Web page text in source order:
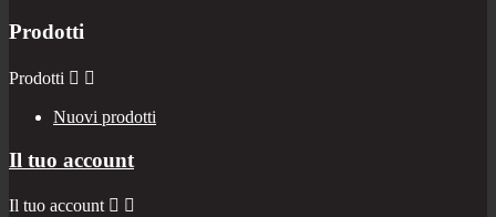
Prodotti
Prodotti  
Nuovi prodotti
Il tuo account
Il tuo account  